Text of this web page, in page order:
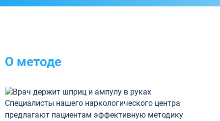
О методе
Специалисты нашего наркологического центра
предлагают пациентам эффективную методику